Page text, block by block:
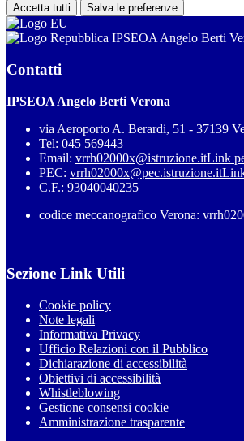
Accetta tutti Salva le preferenze
IPSEOA Angelo Berti
Contatti
IPSEOA Angelo Berti Verona
via Aeroporto A. Berardi, 51 - 37139
Tel: 045 569443
Email: vrrh02000x@istruzione.itLink
PEC: vrrh02000x@pec.istruzione.it
C.F.: 93040040235
codice meccanografico Verona:
Sezione Link Utili
Cookie policy
Note legali
Informativa Privacy
Ufficio Relazioni con il Pubblico
Dichiarazione di accessibilità
Obiettivi di accessibilità
Whistleblowing
Gestione consensi cookie
Amministrazione trasparente